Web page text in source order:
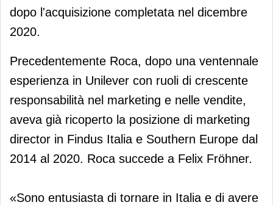
dopo l'acquisizione completata nel dicembre
2020.
Precedentemente Roca, dopo una ventennale
esperienza in Unilever con ruoli di crescente
responsabilità nel marketing e nelle vendite,
aveva già ricoperto la posizione di marketing
director in Findus Italia e Southern Europe dal
2014 al 2020. Roca succede a Felix Fröhner.
«Sono entusiasta di tornare in Italia e di avere